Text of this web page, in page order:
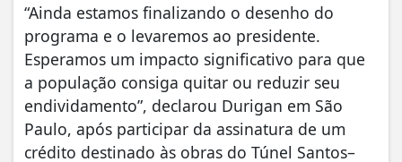
“Ainda estamos finalizando o desenho do
programa e o levaremos ao presidente.
Esperamos um impacto significativo para que
a população consiga quitar ou reduzir seu
endividamento”, declarou Durigan em São
Paulo, após participar da assinatura de um
crédito destinado às obras do Túnel Santos–